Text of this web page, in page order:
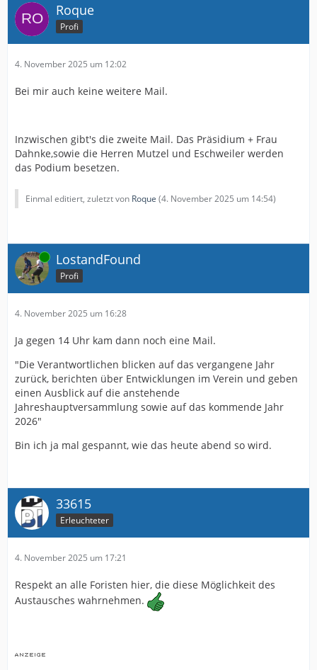
Roque
Profi
4. November 2025 um 12:02
Bei mir auch keine weitere Mail.
Inzwischen gibt's die zweite Mail. Das Präsidium + Frau
Dahnke,sowie die Herren Mutzel und Eschweiler werden
das Podium besetzen.
Einmal editiert, zuletzt von Roque (4. November 2025 um 14:54)
Online LostandFound
Profi
4. November 2025 um 16:28
Ja gegen 14 Uhr kam dann noch eine Mail.
"Die Verantwortlichen blicken auf das vergangene Jahr
zurück, berichten über Entwicklungen im Verein und geben
einen Ausblick auf die anstehende
Jahreshauptversammlung sowie auf das kommende Jahr
2026"
Bin ich ja mal gespannt, wie das heute abend so wird.
33615
Erleuchteter
4. November 2025 um 17:21
Respekt an alle Foristen hier, die diese Möglichkeit des
Austausches wahrnehmen.